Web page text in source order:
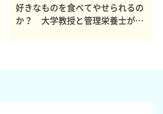
好きなものを食べてやせられるの
か？ 大学教授と管理栄養士が出